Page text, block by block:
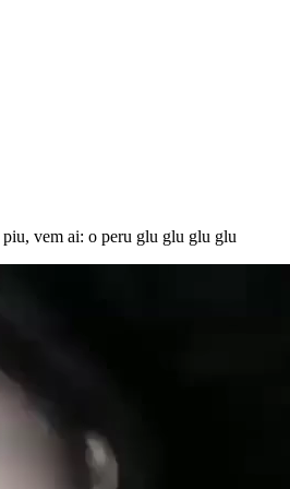
vem ai: o peru glu glu glu glu